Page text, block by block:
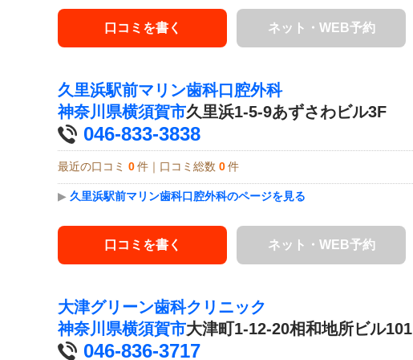
口コミを書く ネット・WEB予約
久里浜駅前マリン歯科口腔外科
神奈川県横須賀市久里浜1-5-9あずさわビル3F
046-833-3838
最近の口コミ 0 件｜口コミ総数 0 件
▶ 久里浜駅前マリン歯科口腔外科のページを見る
口コミを書く ネット・WEB予約
大津グリーン歯科クリニック
神奈川県横須賀市大津町1-12-20相和地所ビル101
046-836-3717